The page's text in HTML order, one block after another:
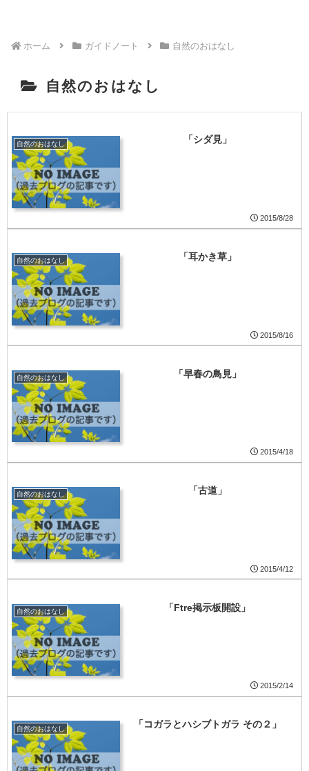
ホーム ガイドノート 自然のおはなし
自然のおはなし
自然のおはなし 「シダ見」
2015/8/28
自然のおはなし 「耳かき草」
2015/8/16
自然のおはなし 「早春の鳥見」
2015/4/18
自然のおはなし 「古道」
2015/4/12
自然のおはなし 「Ftre掲示板開設」
2015/2/14
自然のおはなし 「コガラとハシブトガラ その２」